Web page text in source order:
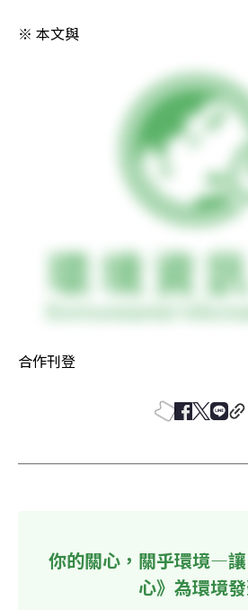
※ 本文與
合作刊登
你的關心，關乎環境—
心》為環境